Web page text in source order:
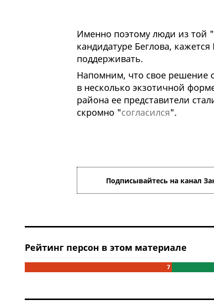
Именно поэтому люди из той
кандидатуре Беглова,
поддерживать.
Напомним, что свое решение
в несколько экзотичной
района ее представители
скромно "согласился".
Подписывайтесь на канал
Рейтинг персон в этом материале
7